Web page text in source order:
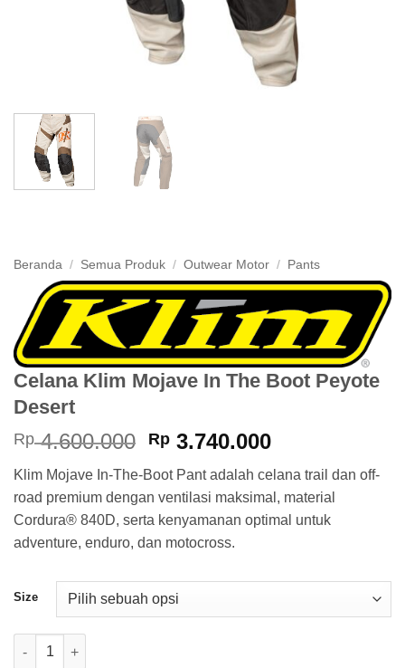
Beranda / Semua Produk / Outwear Motor / Pants
Celana Klim Mojave In The Boot Peyote
Desert
Rp4.600.000 Harga
adalah:
Rp 4.600.000.
Rp 3.740.000Harga
ini
adalah:
Rp
Klim Mojave In-The-Boot Pant adalah celana trail dan off-
road premium dengan ventilasi maksimal, material
Cordura® 840D, serta kenyamanan optimal untuk
adventure, enduro, dan motocross.
Size
Kuantitas Celana Klim Mojave In The Boot Peyote Desert